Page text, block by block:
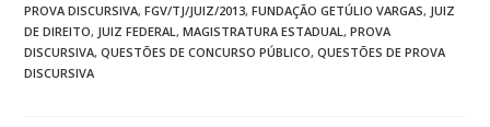
PROVA DISCURSIVA, FGV/TJ/JUIZ/2013, FUNDAÇÃO GETÚLIO VARGAS, JUIZ
DE DIREITO, JUIZ FEDERAL , MAGISTRATURA ESTADUAL , PROVA
DISCURSIVA, QUESTÕES DE CONCURSO PÚBLICO, QUESTÕES DE PROVA
DISCURSIVA